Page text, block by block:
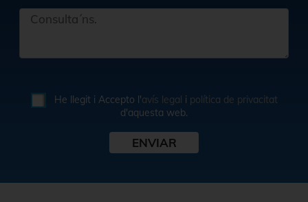
He llegit i Accepto l'avís legal i política de privacitat
d'aquesta web.